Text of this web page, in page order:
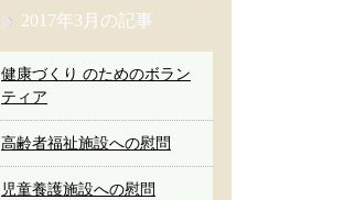
2017年3月の記事
健康づくり のためのボラン
ティア
高齢者福祉施設への慰問
児童養護施設への慰問